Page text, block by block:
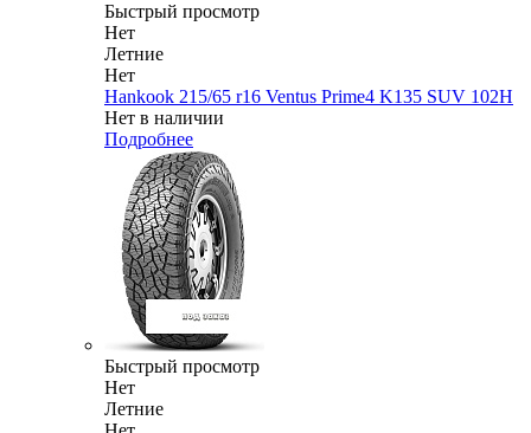
Быстрый просмотр
Нет
Летние
Нет
Hankook 215/65 r16 Ventus Prime4 K135 SUV 102H
Нет в наличии
Подробнее
Быстрый просмотр
Нет
Летние